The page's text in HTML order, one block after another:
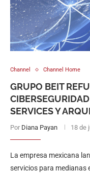
Channel Channel Home
GRUPO BEIT
SERVICES Y
Por Diana Payan 18 de
La empresa mexicana
servicios para medianas